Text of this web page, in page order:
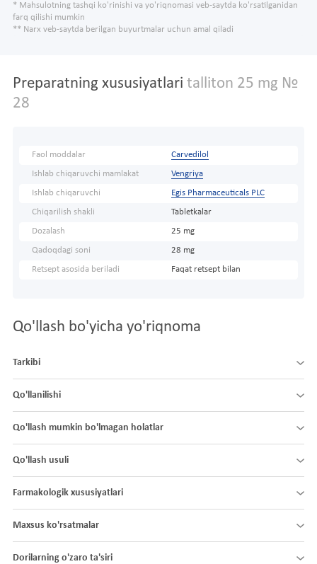
* Mahsulotning tashqi ko'rinishi va yo'riqnomasi veb-saytda ko'rsatilganidan
farq qilishi mumkin
** Narx veb-saytda berilgan buyurtmalar uchun amal qiladi
Preparatning xususiyatlari talliton 25 mg №
28
Faol moddalar Carvedilol
Ishlab chiqaruvchi mamlakat Vengriya
Ishlab chiqaruvchi Egis Pharmaceuticals PLC
Chiqarilish shakli Tabletkalar
Dozalash 25 mg
Qadoqdagi soni 28 mg
Retsept asosida beriladi Faqat retsept bilan
Qo'llash bo'yicha yo'riqnoma
Tarkibi
Qo'llanilishi
Qo'llash mumkin bo'lmagan holatlar
Qo'llash usuli
Farmakologik xususiyatlari
Maxsus ko'rsatmalar
Dorilarning o'zaro ta'siri